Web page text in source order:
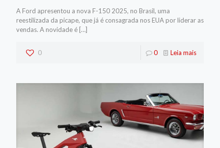
A Ford apresentou a nova F-150 2025, no Brasil, uma
reestilizada da picape, que já é consagrada nos EUA por liderar as
vendas. A novidade é […]
0 0 Leia mais